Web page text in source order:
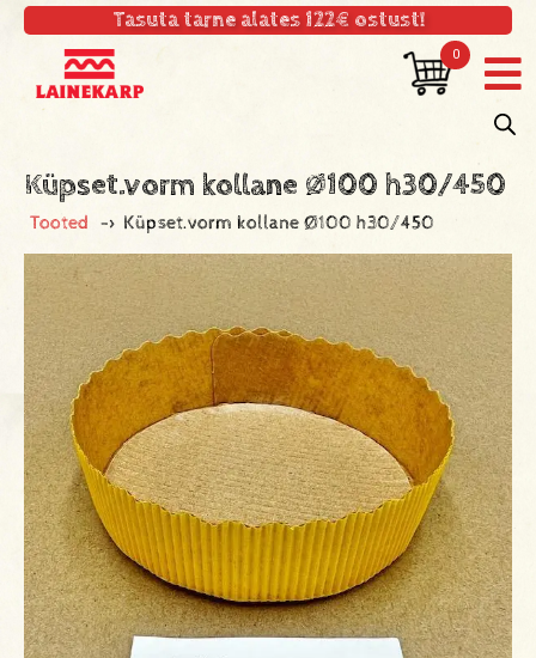
Tasuta tarne alates 122€ ostust!
0
Küpset.vorm kollane Ø100 h30/450
Tooted -> Küpset.vorm kollane Ø100 h30/450